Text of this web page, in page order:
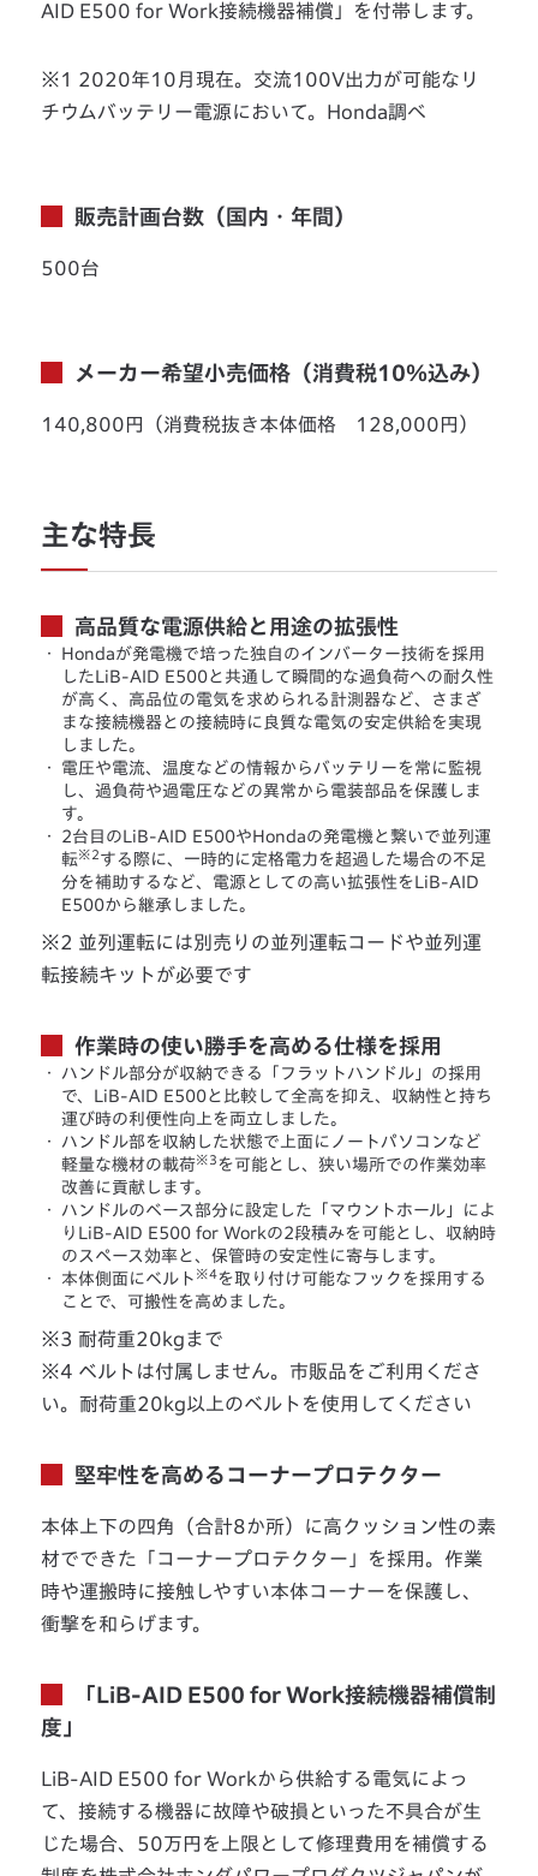
AID E500 for Work接続機器補償」を付帯します。
※1 2020年10月現在。交流100V出力が可能なリ
チウムバッテリー電源において。Honda調べ
販売計画台数（国内・年間）
500台
メーカー希望小売価格（消費税10％込み）
140,800円（消費税抜き本体価格 128,000円）
主な特長
高品質な電源供給と用途の拡張性
・
Hondaが発電機で培った独自のインバーター技術を採用
したLiB-AID E500と共通して瞬間的な過負荷への耐久性
が高く、高品位の電気を求められる計測器など、さまざ
まな接続機器との接続時に良質な電気の安定供給を実現
しました。
・
電圧や電流、温度などの情報からバッテリーを常に監視
し、過負荷や過電圧などの異常から電装部品を保護しま
す。
・
2台目のLiB-AID E500やHondaの発電機と繋いで並列運
転※2 する際に、一時的に定格電力を超過した場合の不足
分を補助するなど、電源としての高い拡張性をLiB-AID
E500から継承しました。
※2 並列運転には別売りの並列運転コードや並列運
転接続キットが必要です
作業時の使い勝手を高める仕様を採用
・
ハンドル部分が収納できる「フラットハンドル」の採用
で、LiB-AID E500と比較して全高を抑え、収納性と持ち
運び時の利便性向上を両立しました。
・
ハンドル部を収納した状態で上面にノートパソコンなど
軽量な機材の載荷※3 を可能とし、狭い場所での作業効率
改善に貢献します。
・
ハンドルのベース部分に設定した「マウントホール」によ
りLiB-AID E500 for Workの2段積みを可能とし、収納時
のスペース効率と、保管時の安定性に寄与します。
・
本体側面にベルト ※4 を取り付け可能なフックを採用する
ことで、可搬性を高めました。
※3 耐荷重20kgまで
※4 ベルトは付属しません。市販品をご利用くださ
い。耐荷重20kg以上のベルトを使用してください
堅牢性を高めるコーナープロテクター
本体上下の四角（合計8か所）に高クッション性の素
材でできた「コーナープロテクター」を採用。作業
時や運搬時に接触しやすい本体コーナーを保護し、
衝撃を和らげます。
「LiB-AID E500 for Work接続機器補償制
度」
LiB-AID E500 for Workから供給する電気によっ
て、接続する機器に故障や破損といった不具合が生
じた場合、50万円を上限として修理費用を補償する